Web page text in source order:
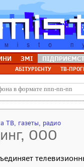
ЗМІ
АБІТУРІЄНТУ ТВ-
ТВ, газеты, радио
ООО